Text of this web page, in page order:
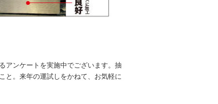
アンケートを実施中でございます。抽
と。来年の運試しをかねて、お気軽に